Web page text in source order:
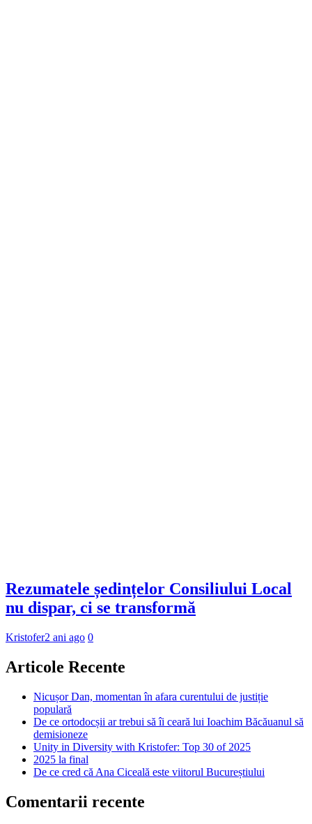
Rezumatele ședințelor Consiliului Local
nu dispar, ci se transformă
Kristofer2 ani ago 0
Articole Recente
Nicușor Dan, momentan în afara curentului de justiție
populară
De ce ortodocșii ar trebui să îi ceară lui Ioachim Băcăuanul să
demisioneze
Unity in Diversity with Kristofer: Top 30 of 2025
2025 la final
De ce cred că Ana Ciceală este viitorul Bucureștiului
Comentarii recente